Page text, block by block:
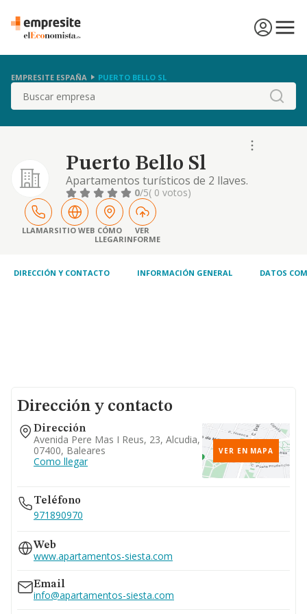
EMPRESITE ESPAÑA PUERTO BELLO SL
Buscar
Puerto Bello Sl
Apartamentos turísticos de 2 llaves.
0/5( 0 votos)
LLAMARSITIO WEB CÓMO
LLEGAR
VER
INFORME
DIRECCIÓN Y CONTACTO INFORMACIÓN GENERAL DATOS
Dirección y contacto
Dirección
Avenida Pere Mas I Reus, 23, Alcudia,
07400, Baleares
Como llegar
VER EN MAPA
Teléfono
971890970
Web
www.apartamentos-siesta.com
Email
info@apartamentos-siesta.com